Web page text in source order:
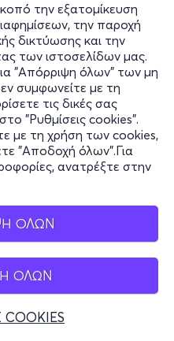
την εξατομίκευση
την παροχή
δικτύωσης και την
των ιστοσελίδων μας.
"Απόρριψη όλων" των μη
συμφωνείτε με τη
τις δικές σας
"Ρυθμίσεις cookies".
με τη χρήση των cookies,
"Αποδοχή όλων".Για
ανατρέξτε στην
ΟΛΩΝ
ΟΛΩΝ